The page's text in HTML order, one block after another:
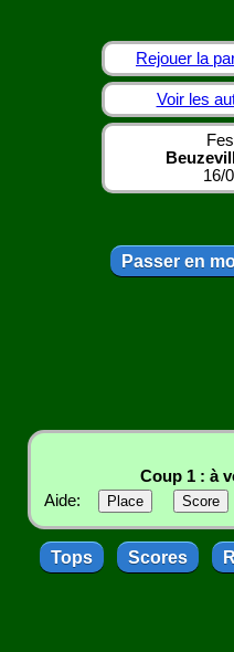
Rejouer la
Voir les
16/
Passer en
Coup 1 : à
Aide:
Tops Scores